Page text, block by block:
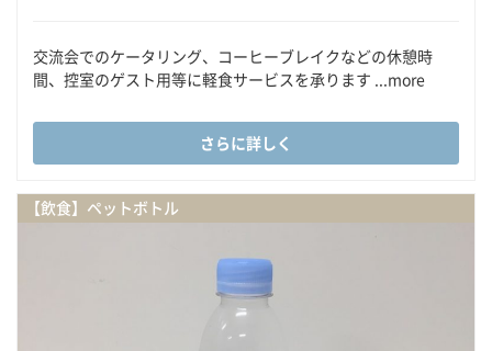
交流会でのケータリング、コーヒーブレイクなどの休憩時
間、控室のゲスト用等に軽食サービスを承ります ...more
さらに詳しく
【飲食】ペットボトル